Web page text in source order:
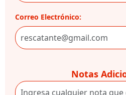
Correo Electrónico:
Notas